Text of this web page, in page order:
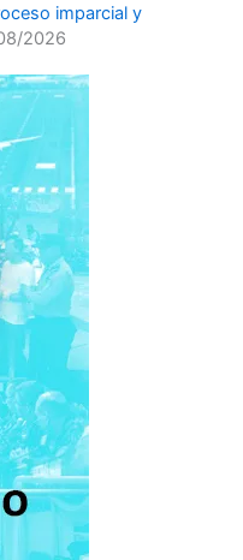
imparcial y
2026